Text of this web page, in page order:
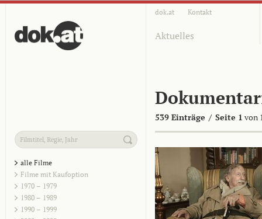
dok.at Kontakt
Aktuelles
539 Einträge / Seite 1 von
alle Filme
Filme mit Kaufoption
1970 – 1979
1980 – 1989
1990 – 1999